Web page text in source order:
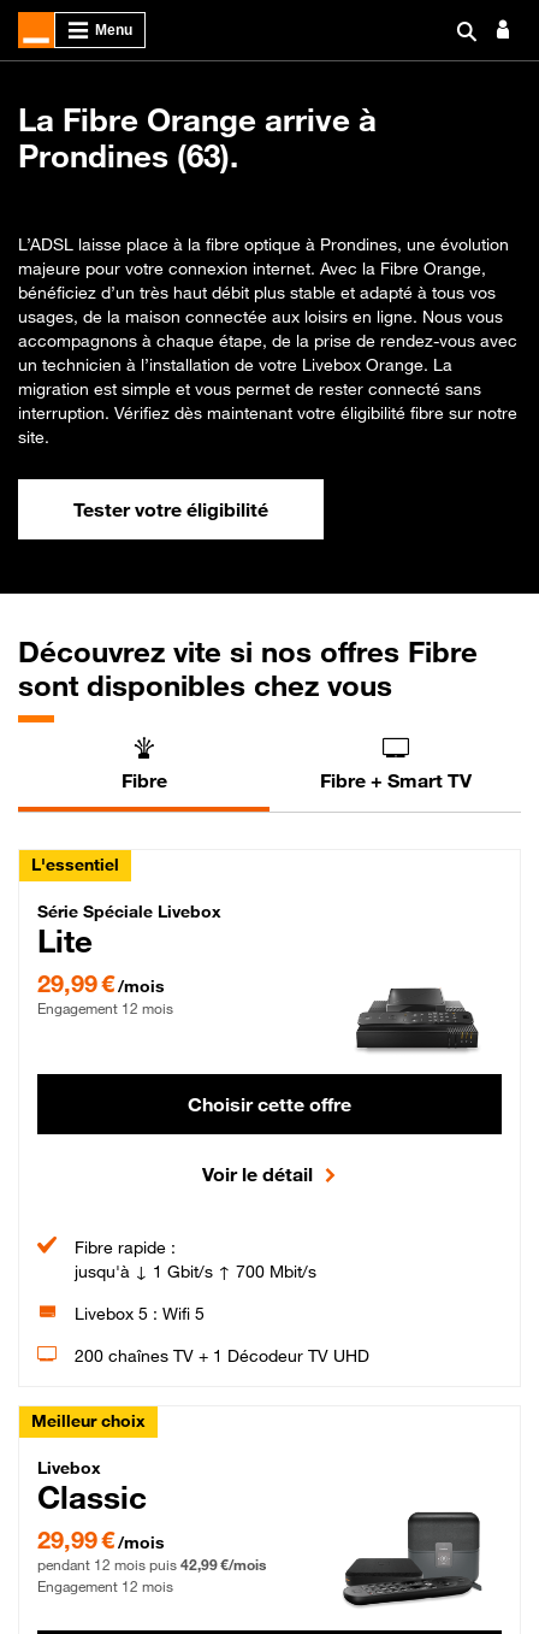
La Fibre Orange arrive à
Prondines (63).
L’ADSL laisse place à la fibre optique à Prondines, une évolution
majeure pour votre connexion internet. Avec la Fibre Orange,
bénéficiez d’un très haut débit plus stable et adapté à tous vos
usages, de la maison connectée aux loisirs en ligne. Nous vous
accompagnons à chaque étape, de la prise de rendez-vous avec
un technicien à l’installation de votre Livebox Orange. La
migration est simple et vous permet de rester connecté sans
interruption. Vérifiez dès maintenant votre éligibilité fibre sur notre
site.
Tester votre éligibilité
Découvrez vite si nos offres Fibre
sont disponibles chez vous
Fibre Fibre + Smart TV
L'essentiel
Série Spéciale Livebox Lite Fibre
Série Spéciale Livebox
Lite
29,99 €/mois
Engagement 12 mois
Choisir cette offre
Voir le détail
Fibre rapide :
jusqu'à ↓ 1 Gbit/s ↑ 700 Mbit/s
Livebox 5 : Wifi 5
200 chaînes TV + 1 Décodeur TV UHD
Meilleur choix
Livebox Classic Fibre
Livebox
Classic
29,99 € par mois pendant 12 mois puis 42,99 € par mois, Engagement 12 mois
29,99 €/mois
pendant 12 mois puis 42,99 €/mois
Engagement 12 mois